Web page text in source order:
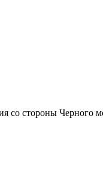
со стороны Черного